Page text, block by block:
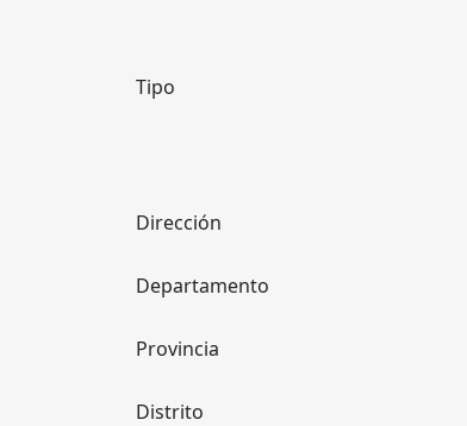
Tipo
Dirección
Departamento
Provincia
Distrito